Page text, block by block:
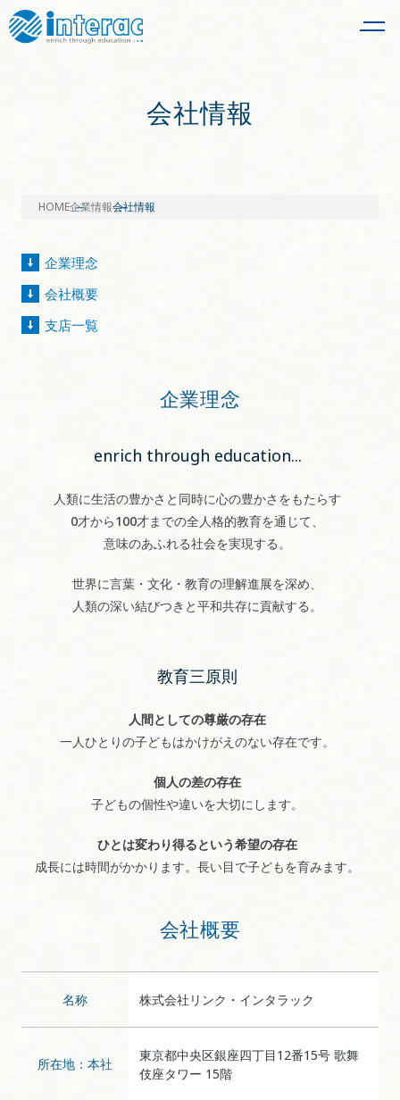
会社情報
HOME企業情報会社情報
企業理念
会社概要
支店一覧
企業理念
enrich through education...
人類に生活の豊かさと同時に心の豊かさをもたらす
0才から100才までの全人格的教育を通じて、
意味のあふれる社会を実現する。
世界に言葉・文化・教育の理解進展を深め、
人類の深い結びつきと平和共存に貢献する。
教育三原則
人間としての尊厳の存在
一人ひとりの子どもはかけがえのない存在です。
個人の差の存在
子どもの個性や違いを大切にします。
ひとは変わり得るという希望の存在
成長には時間がかかります。長い目で子どもを育みます。
会社概要
名称 株式会社リンク・インタラック
所在地：本社
東京都中央区銀座四丁目12番15号 歌舞
伎座タワー 15階